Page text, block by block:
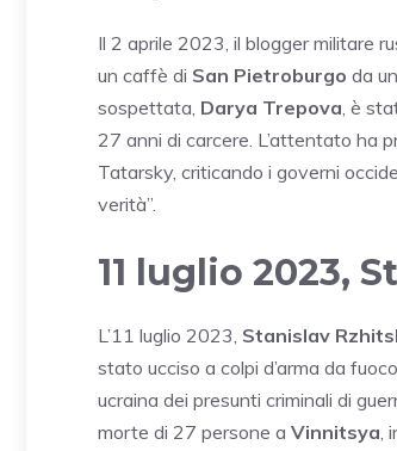
Il 2 aprile 2023, il blogger militare
un caffè di San Pietroburgo da
sospettata, Darya Trepova, è
27 anni di carcere. L’attentato ha
Tatarsky, criticando i governi
verità”.
11 luglio 2023,
L’11 luglio 2023, Stanislav
stato ucciso a colpi d’arma da
ucraina dei presunti criminali di
morte di 27 persone a Vinnitsya,